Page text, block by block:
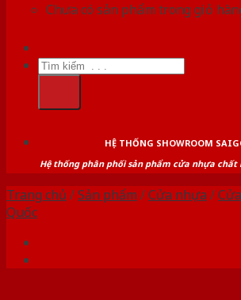
Chưa có sản phẩm trong giỏ
Tìm
kiếm:
HỆ THỐNG SHOWROOM
Hệ thống phân phối sản phẩm cửa nhựa
Trang chủ /Sản phẩm /Cửa nhựa /
Quốc